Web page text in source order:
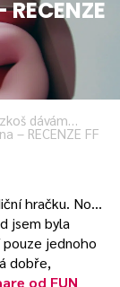
dávám…
– RECENZE FF
hračku. No…
jsem byla
jednoho
dobře,
od FUN